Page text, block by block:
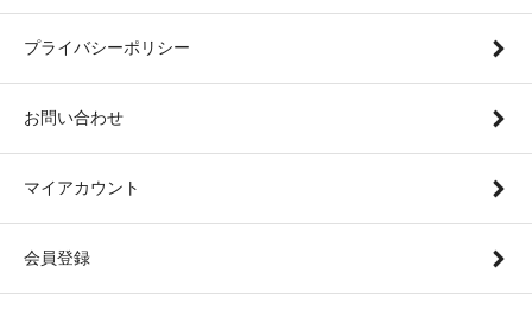
プライバシーポリシー
お問い合わせ
マイアカウント
会員登録